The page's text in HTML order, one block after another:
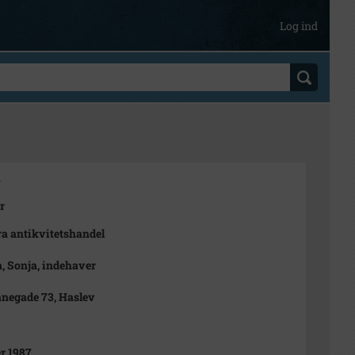
Log ind
antikvitetshandel
Sonja, indehaver
73, Haslev